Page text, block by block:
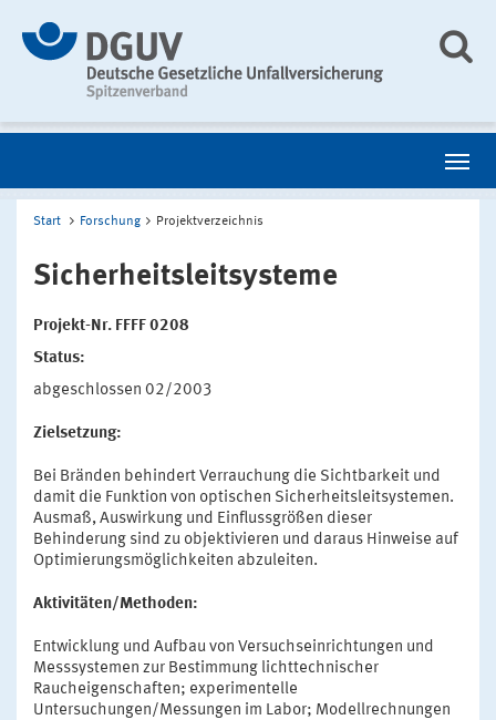
Start Forschung Projektverzeichnis
Sicherheitsleitsysteme
Projekt-Nr. FFFF 0208
Status:
abgeschlossen 02/2003
Zielsetzung:
Bei Bränden behindert Verrauchung die Sichtbarkeit und
damit die Funktion von optischen Sicherheitsleitsystemen.
Ausmaß, Auswirkung und Einflussgrößen dieser
Behinderung sind zu objektivieren und daraus Hinweise auf
Optimierungsmöglichkeiten abzuleiten.
Aktivitäten/Methoden:
Entwicklung und Aufbau von Versuchseinrichtungen und
Messsystemen zur Bestimmung lichttechnischer
Raucheigenschaften; experimentelle
Untersuchungen/Messungen im Labor; Modellrechnungen